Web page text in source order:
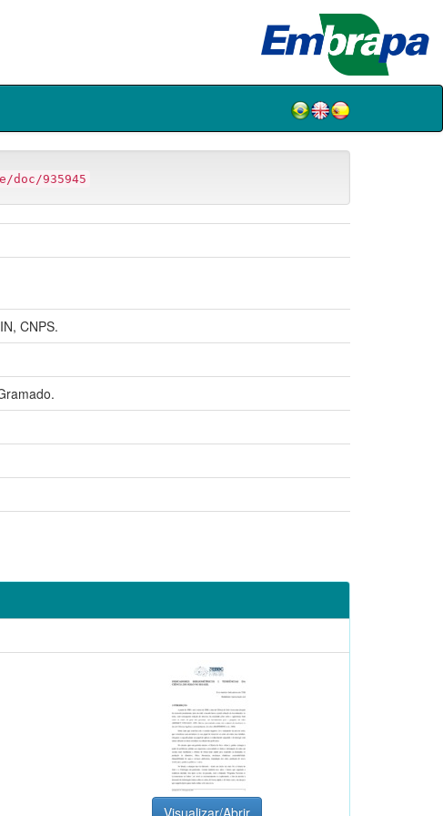
935945
CNPS.
Visualizar/Abrir